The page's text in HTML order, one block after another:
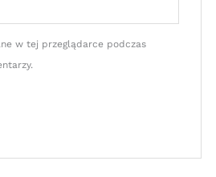
w tej przeglądarce podczas